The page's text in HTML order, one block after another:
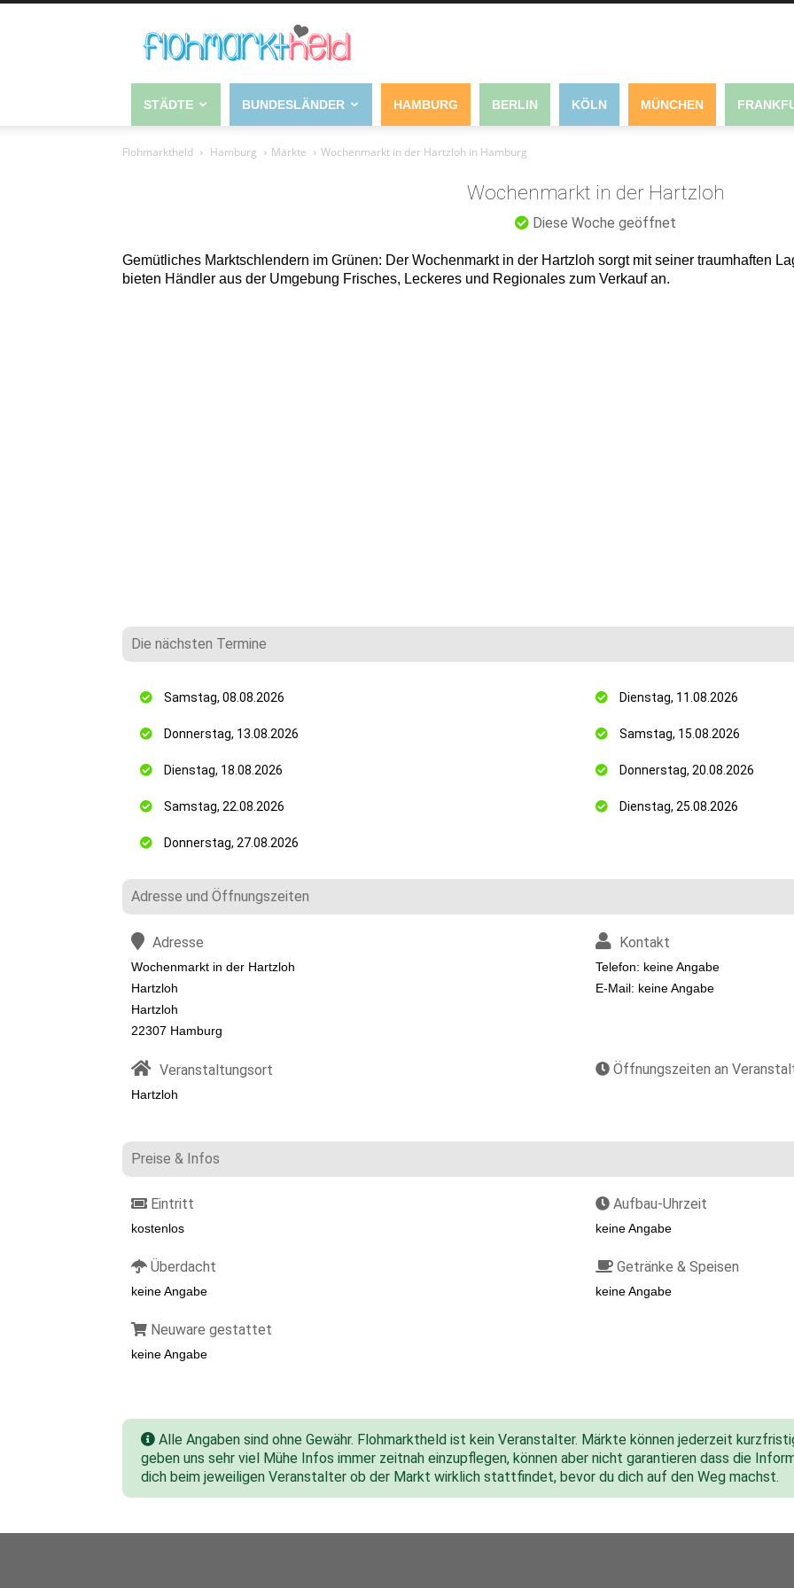
STÄDTE BUNDESLÄNDER HAMBURG BERLIN KÖLN MÜNCHEN
Flohmarktheld Hamburg Märkte Wochenmarkt in der Hartzloh in Hamburg
Wochenmarkt in der Hartzloh
Diese Woche geöffnet
Gemütliches Marktschlendern im Grünen: Der Wochenmarkt in der Hartzloh sorgt mit seiner traumhaften
bieten Händler aus der Umgebung Frisches, Leckeres und Regionales zum Verkauf an.
Die nächsten Termine
Samstag, 08.08.2026 Dienstag, 11.08.2026
Donnerstag, 13.08.2026 Samstag, 15.08.2026
Dienstag, 18.08.2026 Donnerstag, 20.08.2026
Samstag, 22.08.2026 Dienstag, 25.08.2026
Donnerstag, 27.08.2026
Adresse und Öffnungszeiten
Adresse
Wochenmarkt in der Hartzloh
Hartzloh
Hartzloh
22307 Hamburg
Kontakt
Telefon: keine Angabe
E-Mail: keine Angabe
Veranstaltungsort
Hartzloh
Öffnungszeiten an
Preise & Infos
Eintritt
kostenlos
Aufbau-Uhrzeit
keine Angabe
Überdacht
keine Angabe
Getränke & Speisen
keine Angabe
Neuware gestattet
keine Angabe
Alle Angaben sind ohne Gewähr. Flohmarktheld ist kein Veranstalter. Märkte können jederzeit
geben uns sehr viel Mühe Infos immer zeitnah einzupflegen, können aber nicht garantieren dass die
dich beim jeweiligen Veranstalter ob der Markt wirklich stattfindet, bevor du dich auf den Weg machst.